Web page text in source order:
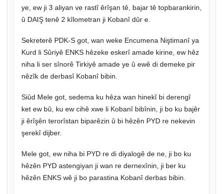
ye, ew ji 3 aliyan ve rastî êrîşan tê, bajar tê topbarankirin,
û DAIŞ tenê 2 kîlometran ji Kobanî dûr e.
Sekreterê PDK-S got, wan weke Encumena Niştimanî ya
Kurd li Sûriyê ENKS hêzeke eskerî amade kirine, ew hêz
niha li ser sînorê Tirkiyê amade ye û ewê di demeke pir
nêzîk de derbasî Kobanî bibin.
Siûd Mele got, sedema ku hêza wan hinekî bi derengî
ket ew bû, ku ew cihê xwe li Kobanî bibînin, ji bo ku bajêr
ji êrîşên terorîstan biparêzin û bi hêzên PYD re nekevin
şerekî dijber.
Mele got, ew niha bi PYD re di diyalogê de ne, ji bo ku
hêzên PYD astengiyan ji wan re dernexînin, ji ber ku
hêzên ENKS wê ji bo parastina Kobanî derbas bibin.